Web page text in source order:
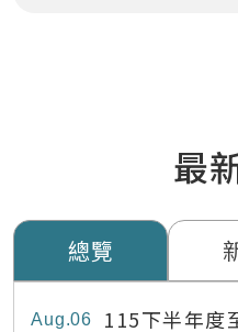
最
總覽
06
Aug
115下半年度